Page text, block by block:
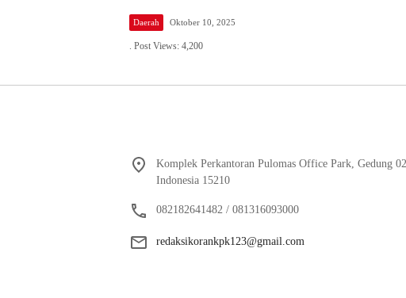
Daerah Oktober 10, 2025
. Post Views: 4,200
Komplek Perkantoran Pulomas Office Park, Gedung
Indonesia 15210
082182641482 / 081316093000
redaksikorankpk123@gmail.com